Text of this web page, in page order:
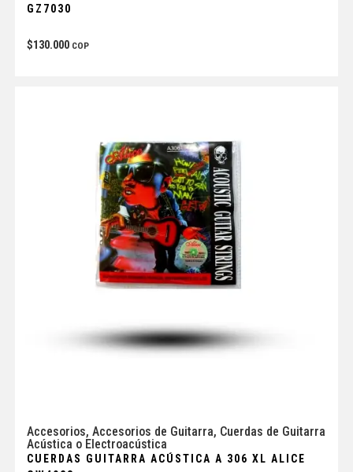
GZ7030
$130.000 COP
Accesorios, Accesorios de Guitarra, Cuerdas de Guitarra
Acústica o Electroacústica
CUERDAS GUITARRA ACÚSTICA A 306 XL ALICE